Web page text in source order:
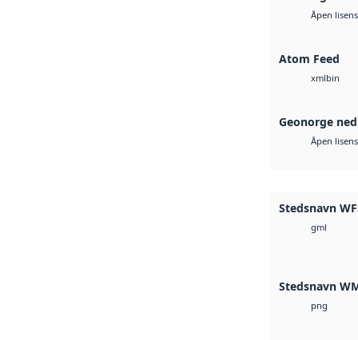
Åpen lisens
Atom Feed
xmlbin
Geonorge
Åpen lisens
Stedsnavn
gml
Stedsnavn
png